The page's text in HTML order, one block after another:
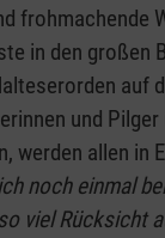
frohmachende
in den großen
auf
und
werden allen in
noch einmal
viel Rücksicht